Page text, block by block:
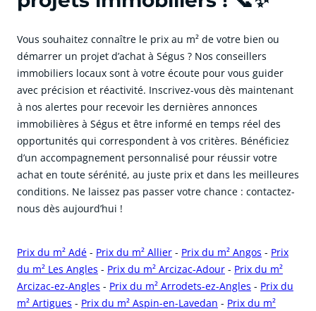
Vous souhaitez connaître le prix au m² de votre bien ou
démarrer un projet d’achat à Ségus ? Nos conseillers
immobiliers locaux sont à votre écoute pour vous guider
avec précision et réactivité. Inscrivez-vous dès maintenant
à nos alertes pour recevoir les dernières annonces
immobilières à Ségus et être informé en temps réel des
opportunités qui correspondent à vos critères. Bénéficiez
d’un accompagnement personnalisé pour réussir votre
achat en toute sérénité, au juste prix et dans les meilleures
conditions. Ne laissez pas passer votre chance : contactez-
nous dès aujourd’hui !
Prix du m² Adé - Prix du m² Allier - Prix du m² Angos - Prix
du m² Les Angles - Prix du m² Arcizac-Adour - Prix du m²
Arcizac-ez-Angles - Prix du m² Arrodets-ez-Angles - Prix du
m² Artigues - Prix du m² Aspin-en-Lavedan - Prix du m²